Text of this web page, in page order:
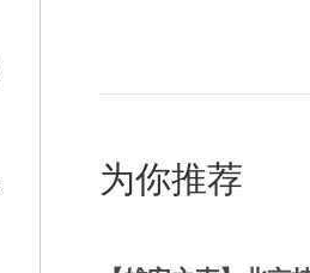
为你推荐